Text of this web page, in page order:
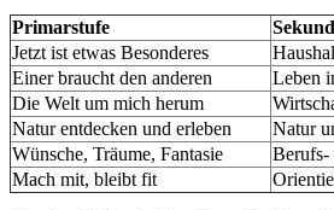
Primarstufe
Jetzt ist etwas Besonderes
Einer braucht den anderen
Leben
Die Welt um mich herum
Natur entdecken und erleben
Natur
Wünsche, Träume, Fantasie
Berufs-
Mach mit, bleibt fit